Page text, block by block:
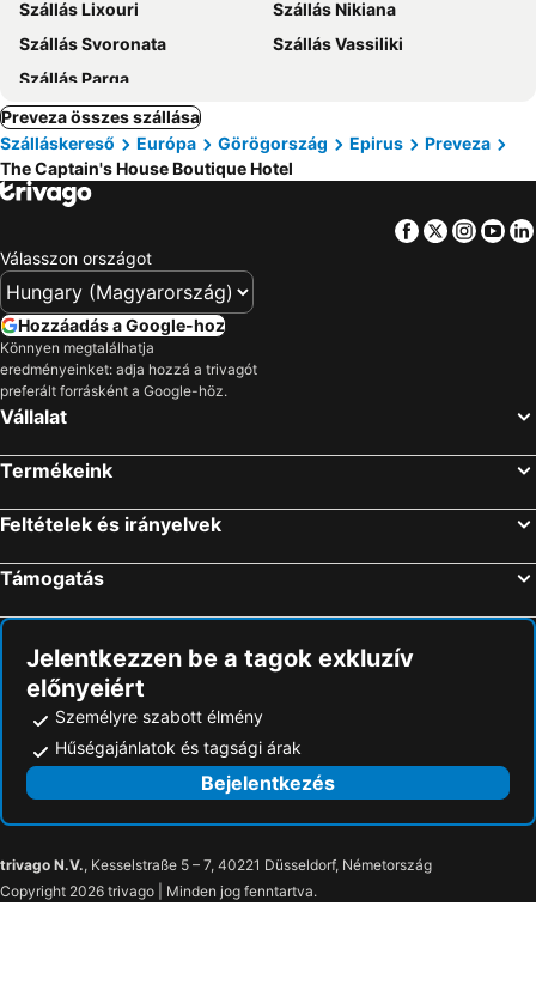
Szállás Lixouri
Szállás Nikiana
Szállás Svoronata
Szállás Vassiliki
Szállás Parga
Preveza összes szállása
Szálláskereső
Európa Görögország Epirus
Preveza
The Captain's House Boutique Hotel
Facebook
Twitter
Válasszon országot
Hozzáadás a Google-hoz
Könnyen megtalálhatja
eredményeinket: adja hozzá a trivagót
preferált forrásként a Google-höz.
Vállalat
Termékeink
Feltételek és irányelvek
Támogatás
Jelentkezzen be a tagok exkluzív
előnyeiért
Személyre szabott élmény
Hűségajánlatok és tagsági árak
Bejelentkezés
trivago N.V., Kesselstraße 5 – 7, 40221 Düsseldorf, Németország
Copyright 2026 trivago | Minden jog fenntartva.